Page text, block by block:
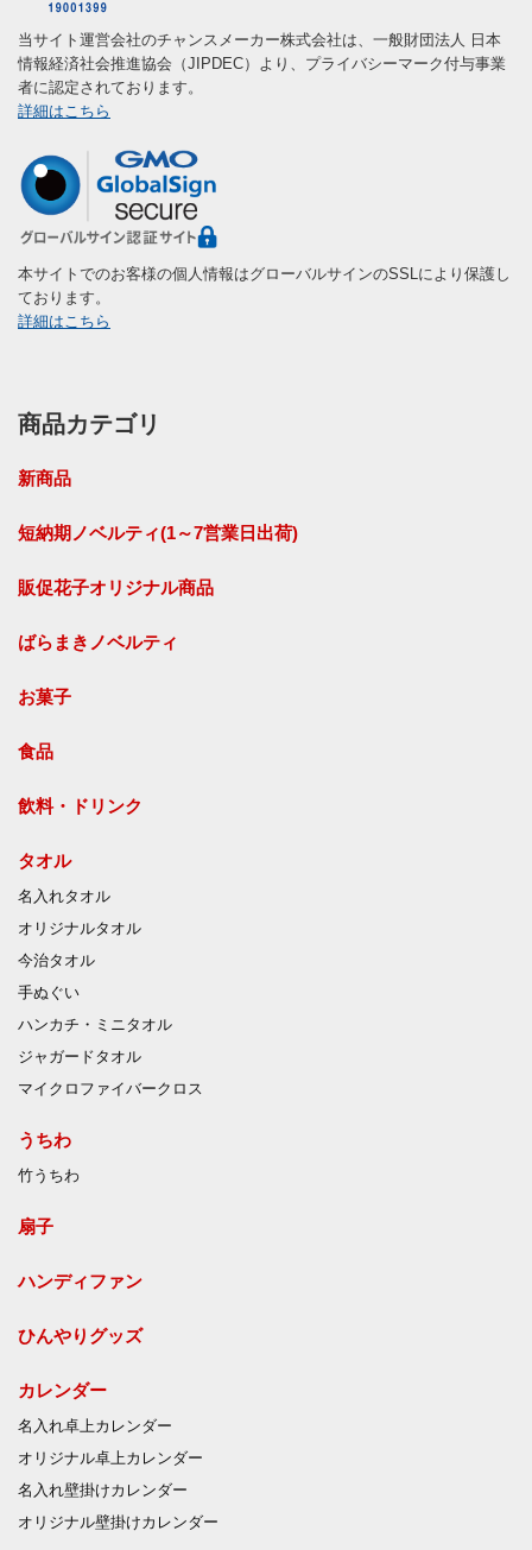
当サイト運営会社のチャンスメーカー株式会社は、一般財団法人 日本
情報経済社会推進協会（JIPDEC）より、プライバシーマーク付与事業
者に認定されております。
詳細はこちら
本サイトでのお客様の個人情報はグローバルサインのSSLにより保護し
ております。
詳細はこちら
商品カテゴリ
新商品
短納期ノベルティ(1～7営業日出荷)
販促花子オリジナル商品
ばらまきノベルティ
お菓子
食品
飲料・ドリンク
タオル
名入れタオル
オリジナルタオル
今治タオル
手ぬぐい
ハンカチ・ミニタオル
ジャガードタオル
マイクロファイバークロス
うちわ
竹うちわ
扇子
ハンディファン
ひんやりグッズ
カレンダー
名入れ卓上カレンダー
オリジナル卓上カレンダー
名入れ壁掛けカレンダー
オリジナル壁掛けカレンダー